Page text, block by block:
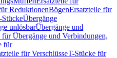
ReduktionenBögenErsatzteile für
Übergänge
unlösbarÜbergänge und
für Übergänge und Verbindungen,
für
für VerschlüsseT-Stücke für